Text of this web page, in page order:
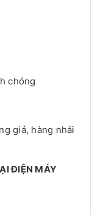
chóng
giả, hàng nhái
ĐIỆN MÁY